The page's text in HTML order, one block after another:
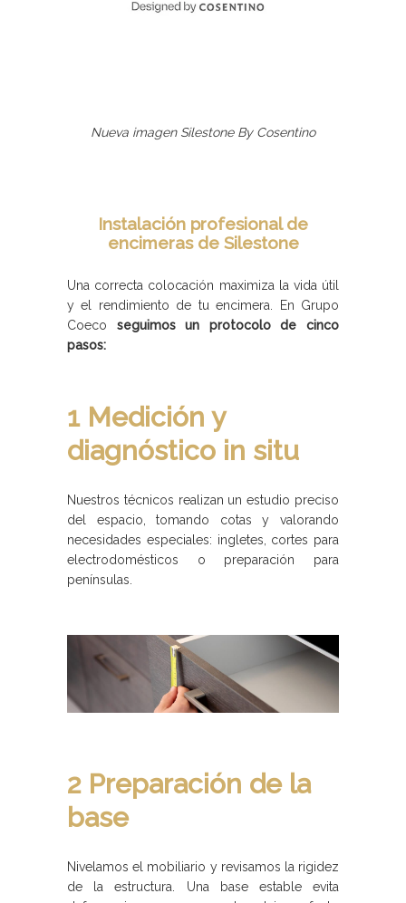
Nueva imagen Silestone By Cosentino
Instalación profesional de
encimeras de Silestone
Una correcta colocación maximiza la vida útil
y el rendimiento de tu encimera. En Grupo
Coeco seguimos un protocolo de cinco
pasos:
1 Medición y
diagnóstico in situ
Nuestros técnicos realizan un estudio preciso
del espacio, tomando cotas y valorando
necesidades especiales: ingletes, cortes para
electrodomésticos o preparación para
penínsulas.
2 Preparación de la
base
Nivelamos el mobiliario y revisamos la rigidez
de la estructura. Una base estable evita